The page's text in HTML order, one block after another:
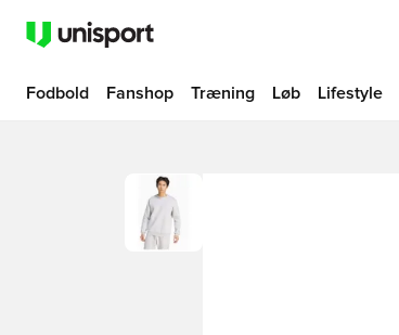
Fodbold Fanshop Træning Løb Lifestyle